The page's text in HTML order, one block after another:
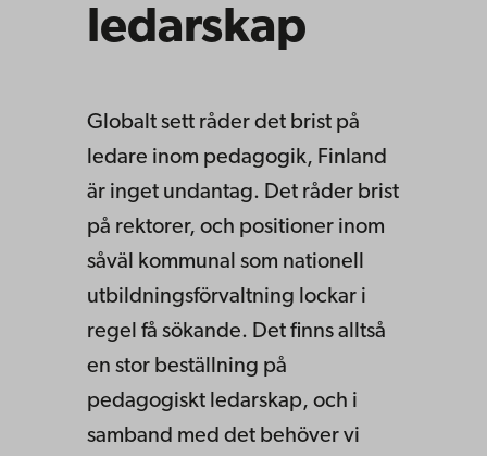
ledarskap
Globalt sett råder det brist på
ledare inom pedagogik, Finland
är inget undantag. Det råder brist
på rektorer, och positioner inom
såväl kommunal som nationell
utbildningsförvaltning lockar i
regel få sökande. Det finns alltså
en stor beställning på
pedagogiskt ledarskap, och i
samband med det behöver vi